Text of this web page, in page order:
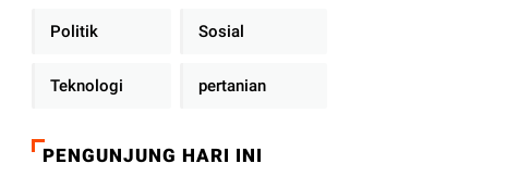
Politik Sosial
Teknologi pertanian
PENGUNJUNG HARI INI